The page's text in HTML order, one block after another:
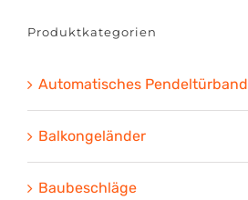
Produktkategorien
Automatisches Pendeltürband
Balkongeländer
Baubeschläge